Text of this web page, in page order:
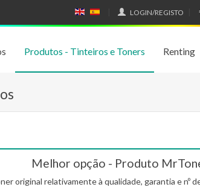
N
H
SP
OL
LOGIN/REGISTO
Produtos - Tinteiros e Toners Renting
Melhor opção - Produto
original relativamente à qualidade, garantia e nº